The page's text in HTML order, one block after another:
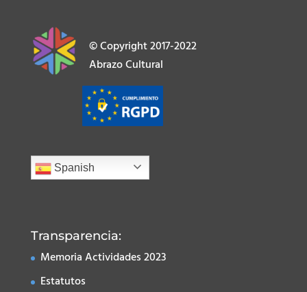
© Copyright 2017-2022
Abrazo Cultural
Spanish
Transparencia:
Memoria Actividades 2023
Estatutos